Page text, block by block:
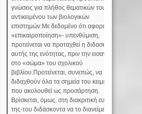
γνώσεις για πλήθος θεματικών του
αντικειμένου των βιολογικών
επιστημών.Με δεδομένο ότι αφορά απλά
«επικαιροποίηση»- υπενθύμιση,
προτείνεται να προταχθεί η διδασκαλία
αυτής της ενότητας, πριν την εισαγωγή
στο «σώμα» του σχολικού
βιβλίου.Προτείνεται, συνεπώς, να
διδαχθούν όλα τα σημεία του κειμένου
που ακολουθεί ως προσάρτηση.
Βρίσκεται, όμως, στη διακριτική ευχέρεια
της-του διδάσκοντα να το διανείμει σε